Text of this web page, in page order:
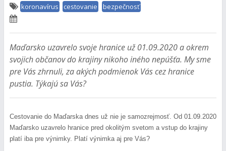
koronavírus cestovanie bezpečnosť
Maďarsko uzavrelo svoje hranice už 01.09.2020 a okrem
svojich občanov do krajiny nikoho iného nepúšťa. My sme
pre Vás zhrnuli, za akých podmienok Vás cez hranice
pustia. Týkajú sa Vás?
Cestovanie do Maďarska dnes už nie je samozrejmosť. Od 01.09.2020
Maďarsko uzavrelo hranice pred okolitým svetom a vstup do krajiny
platí iba pre výnimky. Platí výnimka aj pre Vás?